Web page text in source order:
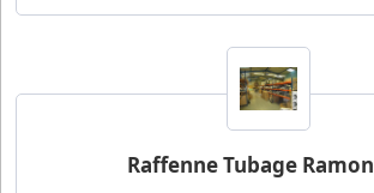
Raffenne Tubage